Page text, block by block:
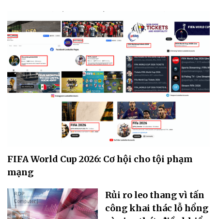
FIFA World Cup 2026: Cơ hội cho tội phạm
mạng
Rủi ro leo thang vì tấn
công khai thác lỗ hổng